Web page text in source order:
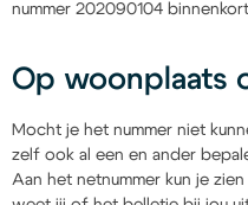
nummer 202090104
Op woonplaats
Mocht je het nummer niet
zelf ook al een en ander
Aan het netnummer kun je